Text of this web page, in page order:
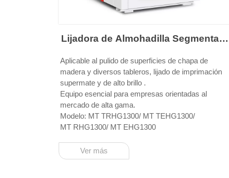
Lijadora de Almohadilla Segmentada
Pro
Aplicable al pulido de superficies de chapa de
madera y diversos tableros, lijado de imprimación
supermate y de alto brillo .
Equipo esencial para empresas orientadas al
mercado de alta gama.
Modelo: MT TRHG1300/ MT TEHG1300/
MT RHG1300/ MT EHG1300
Ver más